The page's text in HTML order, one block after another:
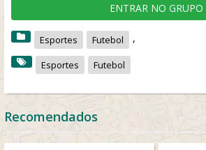
ENTRAR NO GRUPO
Esportes ,
Futebol
Esportes
Futebol
Recomendados